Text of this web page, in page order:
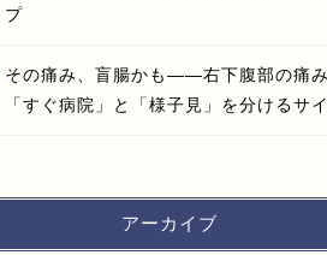
プ
その痛み、盲腸かも——右下腹部の痛
「すぐ病院」と「様子見」を分けるサ
アーカイブ